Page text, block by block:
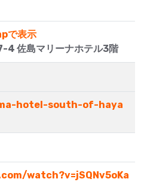
で表示
4 佐島マリーナホテル3階
hotel-south-of-haya
watch?v=jSQNv5oKa